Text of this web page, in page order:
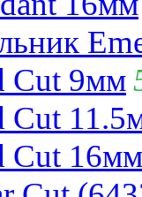
Cut 9мм
Cut
Cut 16мм